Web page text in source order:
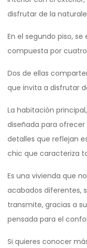
disfrutar de la
En el segundo piso,
compuesta por
Dos de ellas
que invita a disfrutar
La habitación
diseñada para
detalles que reflejan
chic que caracteriza
Es una vivienda que
acabados diferentes,
transmite, gracias a
pensada para el
Si quieres conocer